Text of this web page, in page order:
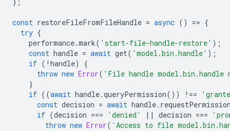
const restoreFileFromFileHandle = async () => {
try {
performance.mark( 'start-file-handle-restore' );
const handle = await get( 'model.bin.handle' );
if ( ! handle)
{
throw new Error( 'File handle
}
if ((await handle.queryPermission()) !==
const decision = await handle.
if (decision === 'denied' || decision ===
throw new Error( 'Access to file